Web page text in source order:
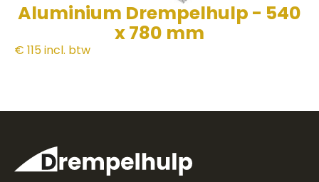
Aluminium Drempelhulp - 540
x 780 mm
€ 115incl. btw